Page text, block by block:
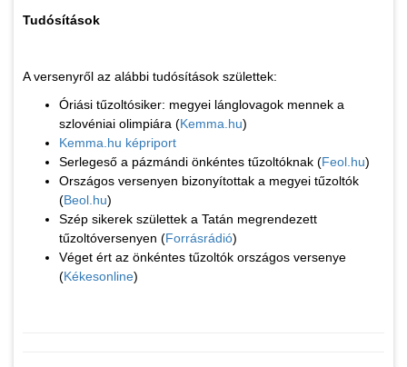
Tudósítások
A versenyről az alábbi tudósítások születtek:
Óriási tűzoltósiker: megyei lánglovagok mennek a
szlovéniai olimpiára (Kemma.hu)
Kemma.hu képriport
Serlegeső a pázmándi önkéntes tűzoltóknak (Feol.hu)
Országos versenyen bizonyítottak a megyei tűzoltók
(Beol.hu)
Szép sikerek születtek a Tatán megrendezett
tűzoltóversenyen (Forrásrádió)
Véget ért az önkéntes tűzoltók országos versenye
(Kékesonline)